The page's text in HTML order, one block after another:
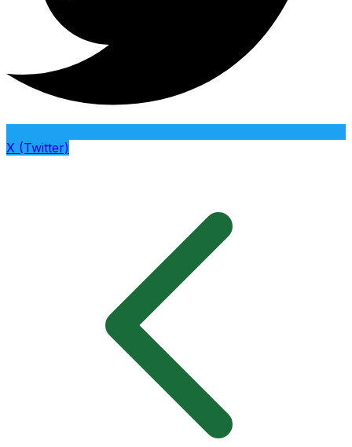
X (Twitter)